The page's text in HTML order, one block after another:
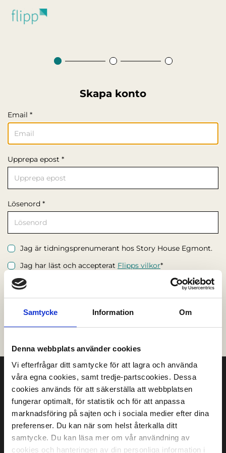
Samtycke Information Om
Denna webbplats använder cookies
Vi efterfrågar ditt samtycke för att lagra och använda
våra egna cookies, samt tredje-partscookies. Dessa
cookies används för att säkerställa att webbplatsen
fungerar optimalt, för statistik och för att anpassa
marknadsföring på sajten och i sociala medier efter dina
preferenser. Du kan när som helst återkalla ditt
samtycke. Du kan läsa mer om vår användning av
cookies och hanteringen av din personliga information i
Skapa konto
Email *
Upprepa epost *
Lösenord *
Jag är tidningsprenumerant hos Story House Egmont.
Jag har läst och accepterat Flipps vilkor*
Obligatoriska fält *
FAQ